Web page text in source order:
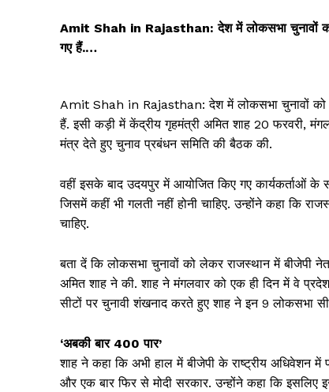
Amit Shah in Rajasthan: देश में लोकसभा चुनावों
गए हैं.…
Amit Shah in Rajasthan: देश में लोकसभा चुनावों को
हैं. इसी कड़ी में केंद्रीय गृहमंत्री अमित शाह 20 फरवरी,
मंत्र देते हुए चुनाव प्रबंधन समिति की बैठक की.
वहीं इसके बाद उदयपुर में आयोजित किए गए कार्यकर्ताओं
जिसमें कहीं भी गलती नहीं होनी चाहिए. उन्होंने कहा कि
चाहिए.
बता दें कि लोकसभा चुनावों को लेकर राजस्थान में बीजेपी
अमित शाह ने की. शाह ने मंगलवार को एक ही दिन में वे
सीटों पर चुनावी शंखनाद करते हुए शाह ने इन 9 लोकसभा
‘अबकी बार 400 पार’
शाह ने कहा कि अभी हाल में बीजेपी के राष्ट्रीय अधिवेशन में
और एक बार फिर से मोदी सरकार. उन्होंने कहा कि इसलिए